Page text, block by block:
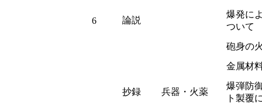
6 論説
爆発に
つい
砲身の
金属材
抄録 兵器・火薬
爆弾防
ト製覆